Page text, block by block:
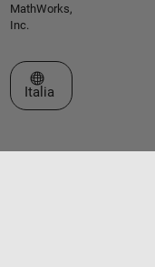
MathWorks,
Inc.
Seleziona un sito web
Italia